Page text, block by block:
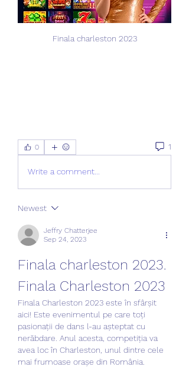
Finala charleston 2023
0 1
Write a comment...
Newest
Jeffry Chatterjee
Sep 24, 2023
Finala charleston 2023.
Finala Charleston 2023
Finala Charleston 2023 este în sfârșit
aici! Este evenimentul pe care toți
pasionații de dans l-au așteptat cu
nerăbdare. Anul acesta, competiția va
avea loc în Charleston, unul dintre cele
mai frumoase orașe din România.